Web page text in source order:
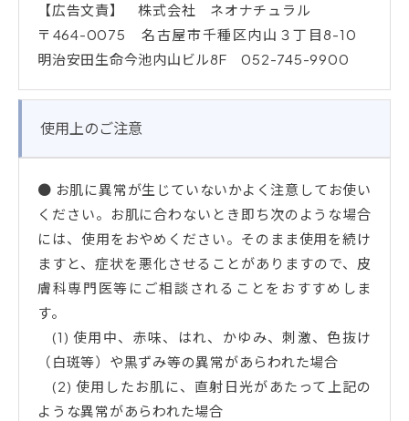
【広告文責】 株式会社 ネオナチュラル
〒464-0075 名古屋市千種区内山３丁目8-10
明治安田生命今池内山ビル8F 052-745-9900
使用上のご注意
● お肌に異常が生じていないかよく注意してお使い
ください。お肌に合わないとき即ち次のような場合
には、使用をおやめください。そのまま使用を続け
ますと、症状を悪化させることがありますので、皮
膚科専門医等にご相談されることをおすすめしま
す。
(1) 使用中、赤味、はれ、かゆみ、刺激、色抜け
（白斑等）や黒ずみ等の異常があらわれた場合
(2) 使用したお肌に、直射日光があたって上記の
ような異常があらわれた場合